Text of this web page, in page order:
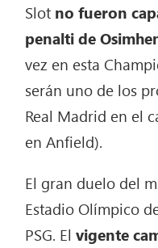
Slot no fueron
penalti de
vez en esta
serán uno de los
Real Madrid en el
en Anfield).
El gran duelo del
Estadio Olímpico
PSG. Elvigente